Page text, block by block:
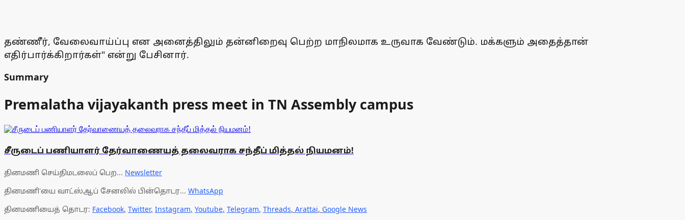
தண்ணீர், வேலைவாய்ப்பு என அனைத்திலும் தன்னிறைவு பெற்ற மாநிலமாக உருவாக வேண்டும். மக்களும் அதைத்தான்
எதிர்பார்க்கிறார்கள்" என்று பேசினார்.
Summary
Premalatha vijayakanth press meet in TN Assembly campus
சீருடைப் பணியாளர் தேர்வாணையத் தலைவராக சந்தீப் மித்தல் நியமனம்!
தினமணி செய்திமடலைப் பெற... Newsletter
தினமணி'யை வாட்ஸ்ஆப் சேனலில் பின்தொடர... WhatsApp
தினமணியைத் தொடர: Facebook, Twitter, Instagram, Youtube, Telegram, Threads, Arattai, Google News